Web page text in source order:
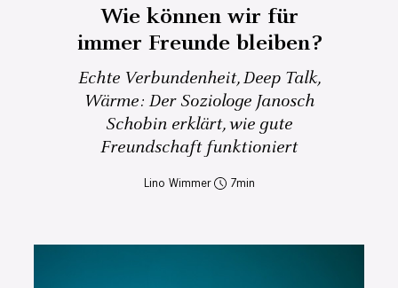
Wie können wir für
immer Freunde bleiben?
Echte Verbundenheit, Deep Talk,
Wärme: Der Soziologe Janosch
Schobin erklärt, wie gute
Freundschaft funktioniert
Lino Wimmer 7